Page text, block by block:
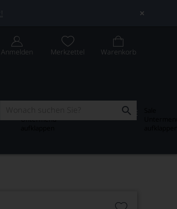
Anmelden Merkzettel Warenkorb
Untermenü
SALE